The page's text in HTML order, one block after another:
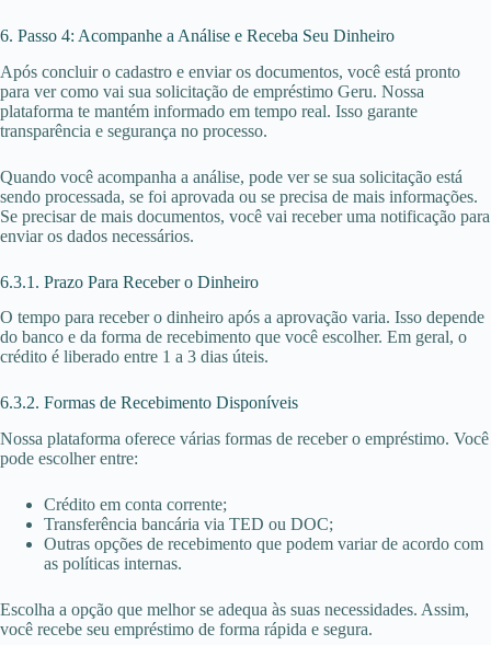
6. Passo 4: Acompanhe a Análise e Receba Seu Dinheiro
Após concluir o cadastro e enviar os documentos, você está pronto
para ver como vai sua solicitação de empréstimo Geru. Nossa
plataforma te mantém informado em tempo real. Isso garante
transparência e segurança no processo.
Quando você acompanha a análise, pode ver se sua solicitação está
sendo processada, se foi aprovada ou se precisa de mais informações.
Se precisar de mais documentos, você vai receber uma notificação para
enviar os dados necessários.
6.3.1. Prazo Para Receber o Dinheiro
O tempo para receber o dinheiro após a aprovação varia. Isso depende
do banco e da forma de recebimento que você escolher. Em geral, o
crédito é liberado entre 1 a 3 dias úteis.
6.3.2. Formas de Recebimento Disponíveis
Nossa plataforma oferece várias formas de receber o empréstimo. Você
pode escolher entre:
Crédito em conta corrente;
Transferência bancária via TED ou DOC;
Outras opções de recebimento que podem variar de acordo com
as políticas internas.
Escolha a opção que melhor se adequa às suas necessidades. Assim,
você recebe seu empréstimo de forma rápida e segura.